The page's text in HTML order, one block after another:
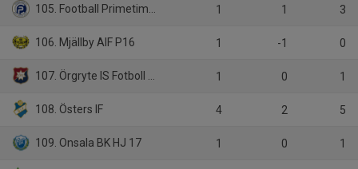
105. Football Primetime FC (4) 1 1 3
106. Mjällby AIF P16 1 -1 0
107. Örgryte IS Fotboll P14 1 0 1
108. Östers IF 4 2 5
109. Onsala BK HJ 17 1 0 1